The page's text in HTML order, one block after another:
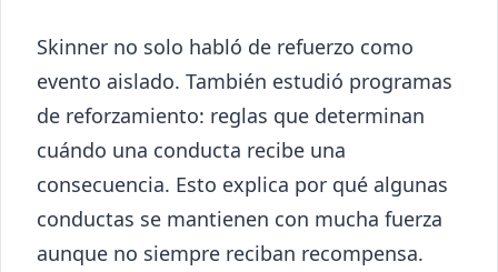
Skinner no solo habló de refuerzo como
evento aislado. También estudió programas
de reforzamiento: reglas que determinan
cuándo una conducta recibe una
consecuencia. Esto explica por qué algunas
conductas se mantienen con mucha fuerza
aunque no siempre reciban recompensa.